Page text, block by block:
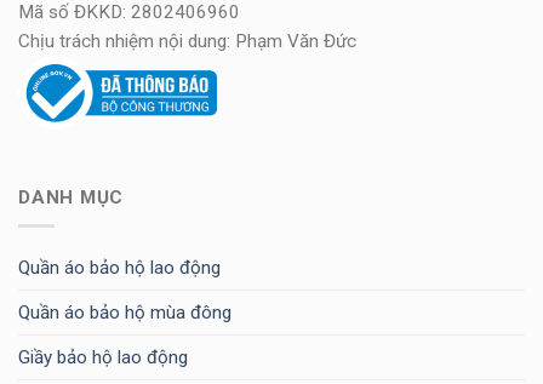
Mã số ĐKKD: 2802406960
Chịu trách nhiệm nội dung: Phạm Văn Đức
DANH MỤC
Quần áo bảo hộ lao động
Quần áo bảo hộ mùa đông
Giầy bảo hộ lao động